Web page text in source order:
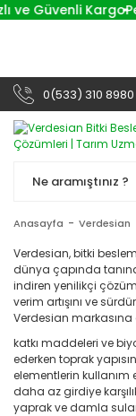
ve Güvenli Kargo
0(533) 310 8980
Anasayfa Verdesian
Verdesian, bitki
dünya çapında
indiren yenilikçi
verim artışını ve
Verdesian
katkı maddeleri ve
ederken toprak
elementlerin kullanım
daha az girdiye
yaprak ve damla